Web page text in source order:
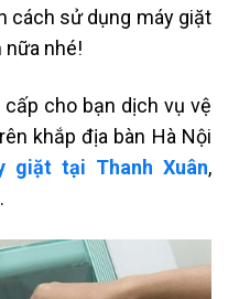
cách sử dụng máy giặt
nữa nhé!
cho bạn dịch vụ vệ
khắp địa bàn Hà Nội
giặt tại Thanh Xuân,